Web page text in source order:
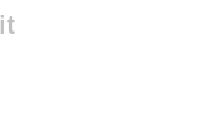
it